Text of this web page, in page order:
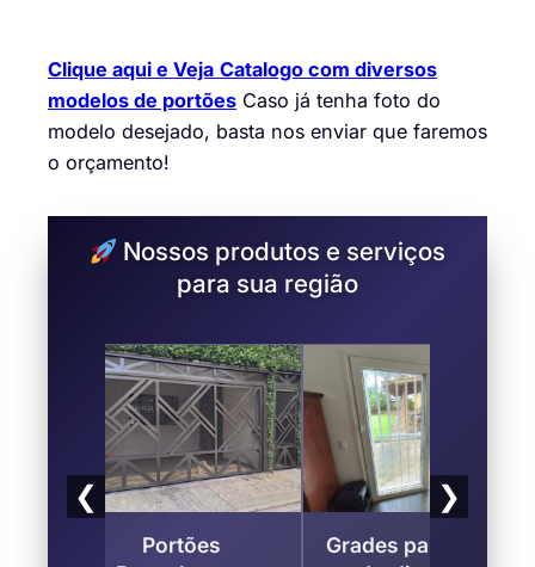
Clique aqui e Veja Catalogo com diversos
modelos de portões Caso já tenha foto do
modelo desejado, basta nos enviar que faremos
o orçamento!
Nossos produtos e serviços
para sua região
❮
Portões
Grades para Portas
❯